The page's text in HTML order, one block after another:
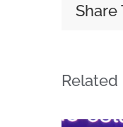
Share
Related